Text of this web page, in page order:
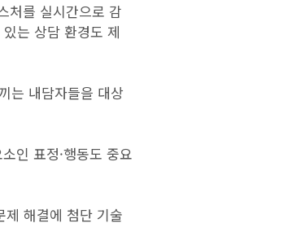
처를 실시간으로 감
는 상담 환경도 제
는 내담자들을 대상
인 표정·행동도 중요
제 해결에 첨단 기술